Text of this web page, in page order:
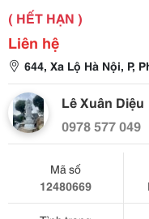
( HẾT HẠN )
Liên hệ
644, Xa Lộ Hà Nội, P,
Lê Xuân Diệu
0978 577 049
Mã số
12480669